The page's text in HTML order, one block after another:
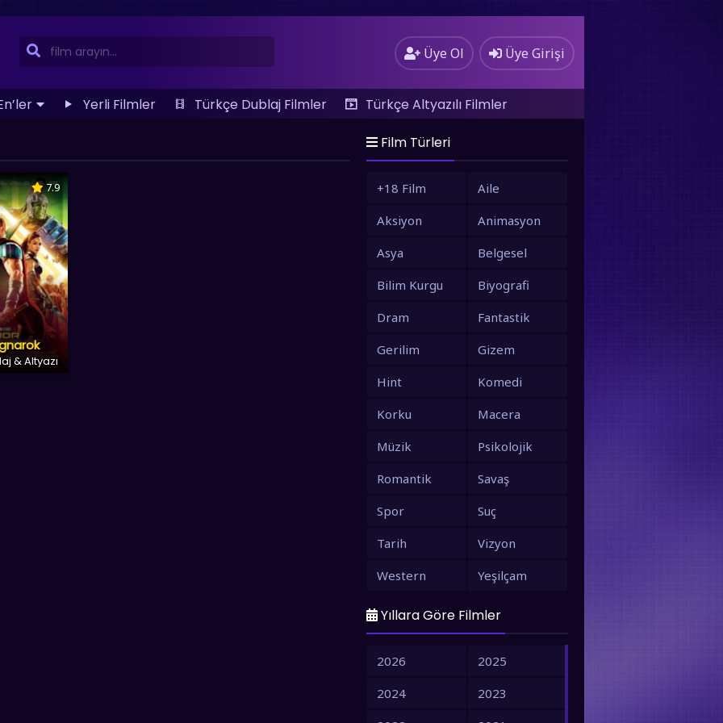
Üye Ol Üye Girişi
Yerli Filmler Türkçe Dublaj Filmler
Türkçe Altyazılı Filmler
7.9
& Altyazı
Film Türleri
+18 Film
Aile
Aksiyon
Animasyon
Asya
Belgesel
Bilim Kurgu
Biyografi
Dram
Fantastik
Gerilim
Gizem
Hint
Komedi
Korku
Macera
Müzik
Psikolojik
Romantik
Savaş
Spor
Suç
Tarih
Vizyon
Western
Yeşilçam
Yıllara Göre Filmler
2026
2025
2024
2023